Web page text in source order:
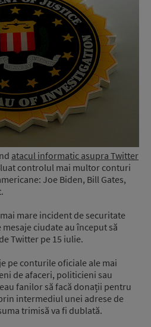
atacul informatic asupra Twitter
controlul mai multor conturi
Joe Biden, Bill Gates,
mare incident de securitate
ciudate au început să
Twitter pe 15 iulie.
pe conturile oficiale ale mai
de afaceri, politicieni sau
fanilor să facă donații pentru
intermediul unei adrese de
trimisă va fi dublată.